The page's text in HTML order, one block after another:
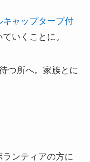
キャップタープ付
いくことに。
つ所へ。家族とに
ンティアの方に